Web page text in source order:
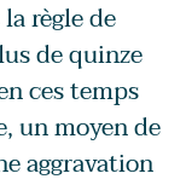
règle de
de quinze
ces temps
un moyen de
aggravation